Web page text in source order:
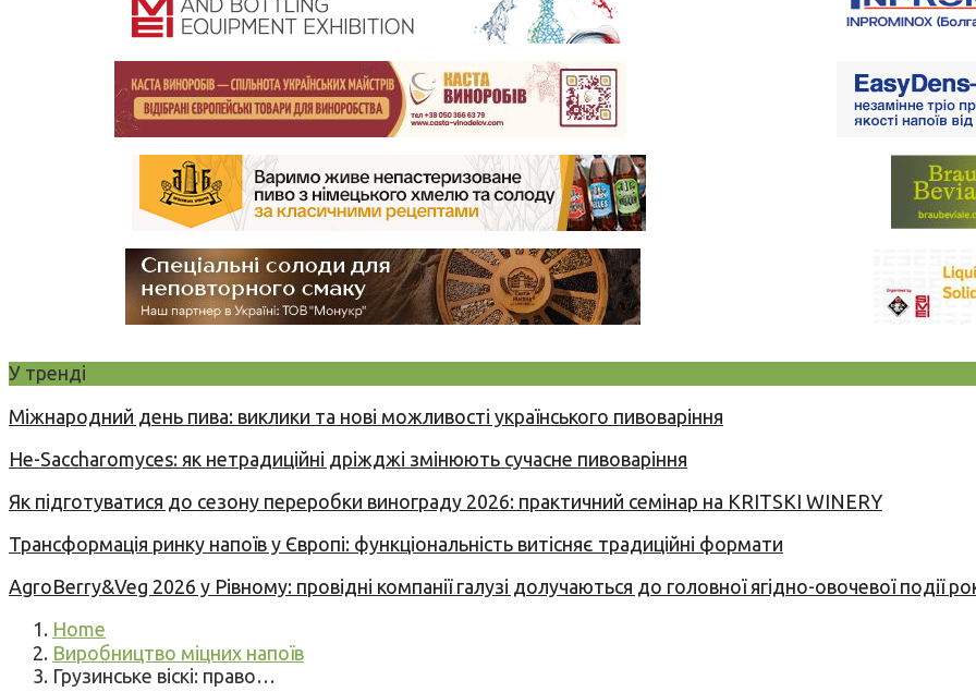
У тренді
Міжнародний день пива: виклики та нові можливості українського пивоваріння
Не-Saccharomyces: як нетрадиційні дріжджі змінюють сучасне пивоваріння
Як підготуватися до сезону переробки винограду 2026: практичний семінар на KRITSKI WINERY
Трансформація ринку напоїв у Європі: функціональність витісняє традиційні формати
AgroBerry&Veg 2026 у Рівному: провідні компанії галузі долучаються до головної ягідно-овочевої події
Home
Виробництво міцних напоїв
Грузинське віскі: право…